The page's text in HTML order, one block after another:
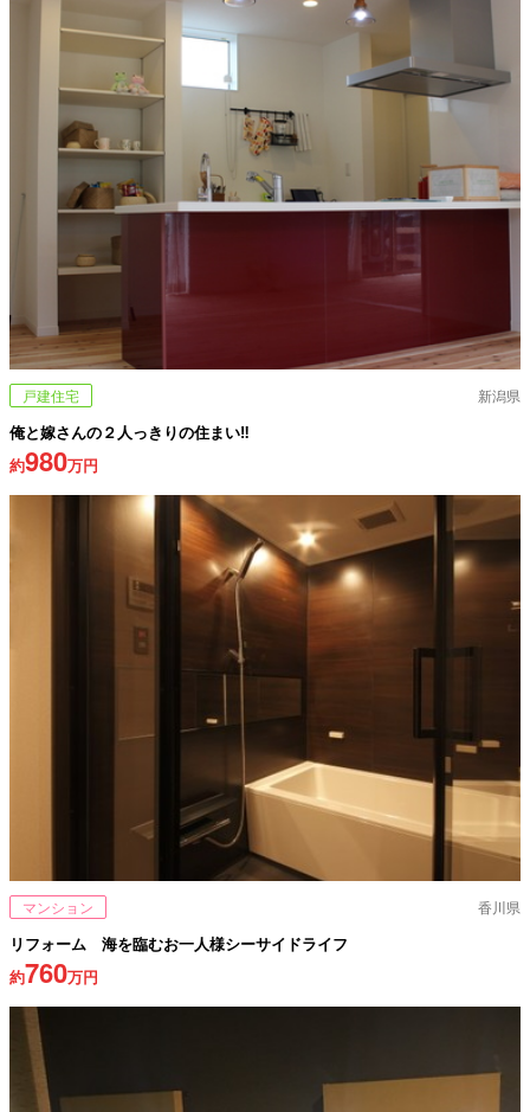
戸建住宅 新潟県
俺と嫁さんの２人っきりの住まい‼
約980万円
マンション 香川県
リフォーム 海を臨むお一人様シーサイドライフ
約760万円